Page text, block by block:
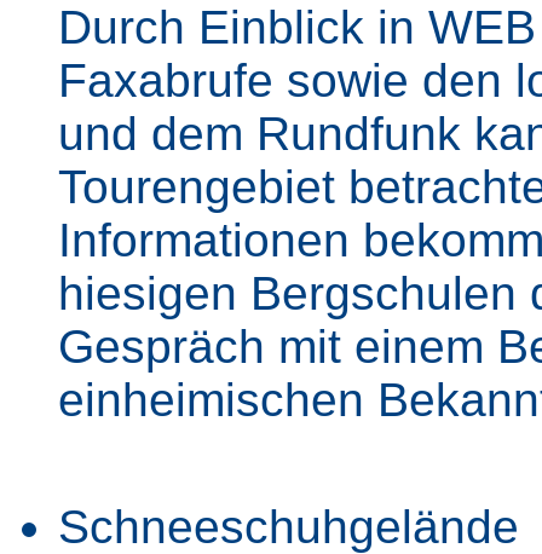
Durch Einblick in
Faxabrufe sowie den
und dem Rundfunk
Tourengebiet
Informationen
hiesigen Bergschulen
Gespräch mit einem
einheimischen
Schneeschuhgelände